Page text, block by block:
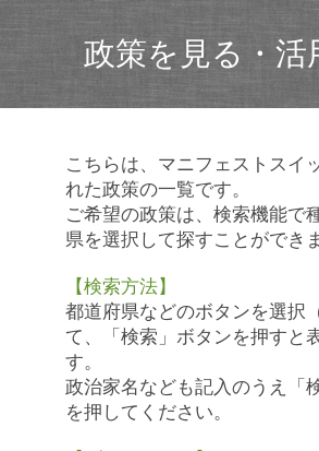
政策を見る・活
こちらは、マニフェストスイ
れた政策の一覧です。
ご希望の政策は、検索機能で
県を選択して探すことができ
【検索方法】
都道府県などのボタンを選択
て、「検索」ボタンを押すと
す。
政治家名なども記入のうえ「
を押してください。